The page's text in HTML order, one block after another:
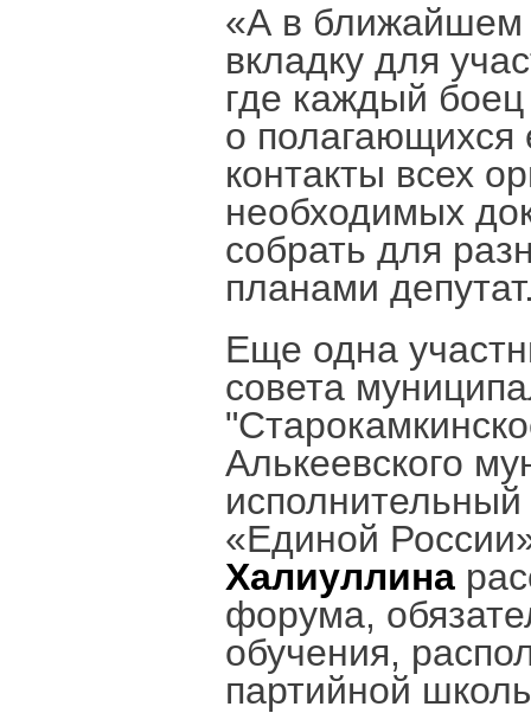
«А в ближайшем
вкладку для
где каждый
о полагающихся
контакты всех
необходимых
собрать для
планами
Еще одна
совета
Алькеевского
исполнительный
«Единой
Халиуллина
форума,
обучения,
партийной